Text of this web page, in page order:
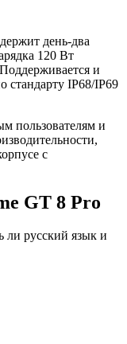
день-два
120 Вт
и
стандарту IP68/IP69
пользователям и
с
GT 8 Pro
ли русский язык и